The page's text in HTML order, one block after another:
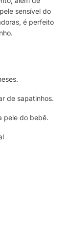
sensível do
é perfeito
de sapatinhos.
pele do bebê.